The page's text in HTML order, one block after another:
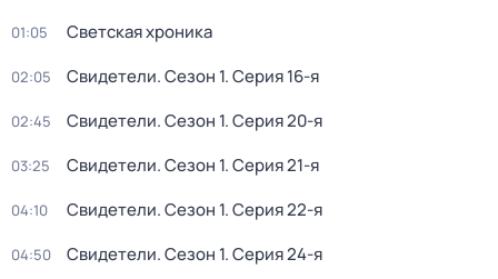
01:05 Светская хроника
02:05 Свидетели. Сезон 1. Серия 16-я
02:45 Свидетели. Сезон 1. Серия 20-я
03:25 Свидетели. Сезон 1. Серия 21-я
04:10 Свидетели. Сезон 1. Серия 22-я
04:50 Свидетели. Сезон 1. Серия 24-я